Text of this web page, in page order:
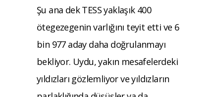
Şu ana dek TESS yaklaşık 400
ötegezegenin varlığını teyit etti ve 6
bin 977 aday daha doğrulanmayı
bekliyor. Uydu, yakın mesafelerdeki
yıldızları gözlemliyor ve yıldızların